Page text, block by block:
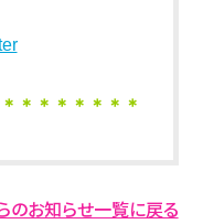
＊＊＊＊＊＊＊
のお知らせ一覧に戻る